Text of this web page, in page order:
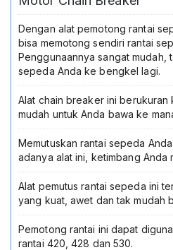
Alat
Servis
Bengkel
Motor
Perbaikan
Rantai
428
530
Dengan alat pemotong rantai
bisa memotong sendiri rantai
Penggunaannya sangat mudah,
sepeda Anda ke bengkel lagi.
Alat chain breaker ini
mudah untuk Anda bawa ke
Memutuskan rantai sepeda
adanya alat ini, ketimbang Anda
Alat pemutus rantai sepeda ini
yang kuat, awet dan tak mudah
Pemotong rantai ini dapat
rantai 420, 428 dan 530.